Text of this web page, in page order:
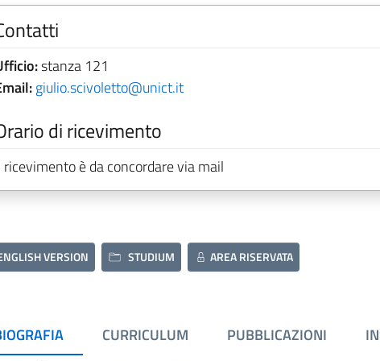
stanza 121
giulio.scivoletto@unict.it
di ricevimento
ricevimento è da concordare via mail
VERSION STUDIUM AREA RISERVATA
CURRICULUM PUBBLICAZIONI